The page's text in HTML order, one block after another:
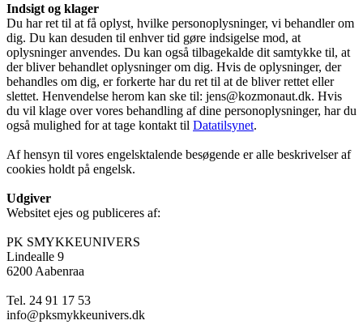
Indsigt og klager
Du har ret til at få oplyst, hvilke personoplysninger, vi behandler om
dig. Du kan desuden til enhver tid gøre indsigelse mod, at
oplysninger anvendes. Du kan også tilbagekalde dit samtykke til, at
der bliver behandlet oplysninger om dig. Hvis de oplysninger, der
behandles om dig, er forkerte har du ret til at de bliver rettet eller
slettet. Henvendelse herom kan ske til: jens@kozmonaut.dk. Hvis
du vil klage over vores behandling af dine personoplysninger, har du
også mulighed for at tage kontakt til Datatilsynet.
Af hensyn til vores engelsktalende besøgende er alle beskrivelser af
cookies holdt på engelsk.
Udgiver
Websitet ejes og publiceres af:
PK SMYKKEUNIVERS
Lindealle 9
6200 Aabenraa
Tel. 24 91 17 53
info@pksmykkeunivers.dk